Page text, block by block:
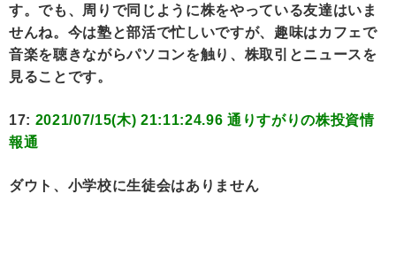
す。でも、周りで同じように株をやっている友達はいま
せんね。今は塾と部活で忙しいですが、趣味はカフェで
音楽を聴きながらパソコンを触り、株取引とニュースを
見ることです。
17: 2021/07/15(木) 21:11:24.96 通りすがりの株投資情
報通
ダウト、小学校に生徒会はありません